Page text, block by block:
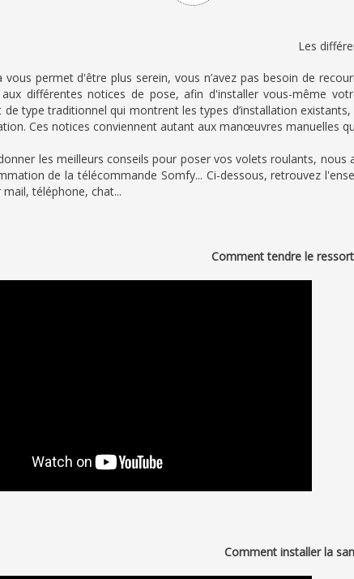
Les
vous permet d'être plus serein, vous n’avez pas besoin de
différentes notices de pose, afin d'installer vous-même
type traditionnel qui montrent les types d’installation
Ces notices conviennent autant aux manœuvres manuelles
les meilleurs conseils pour poser vos volets roulants,
de la télécommande Somfy... Ci-dessous, retrouvez
téléphone, chat...
Comment tendre le
Comment installer la